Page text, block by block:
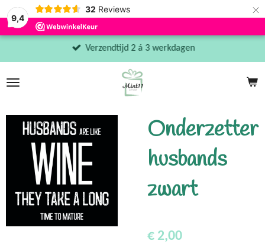
9,4
32 Reviews ×
Verzendtijd 2 á 3 werkdagen
Onderzetter
husbands
zwart
€ 2,00